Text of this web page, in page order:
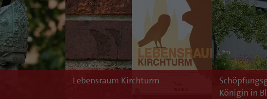
Lebensraum Kirchturm
Königin in